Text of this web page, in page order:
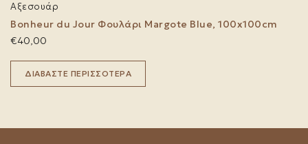
Αξεσουάρ
Bonheur du Jour Φουλάρι Margote Blue, 100x100cm
€40,00
ΔΙΑΒΆΣΤΕ ΠΕΡΙΣΣΌΤΕΡΑ